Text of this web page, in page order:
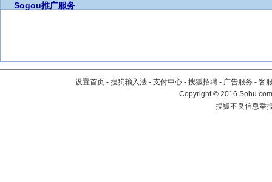
Sogou推广服务
设置首页 - 搜狗输入法 - 支付中心 - 搜狐招聘 - 广告服务 - 客
Copyright©2016
搜狐不良信息举